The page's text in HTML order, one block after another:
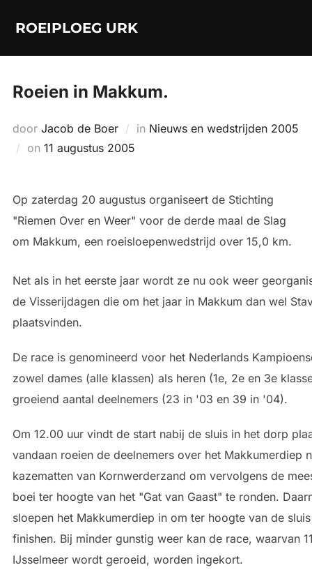
naarROEIPLOEG URK
Roeien in Makkum.
door Jacob de Boer in Nieuws en wedstrijden 2005
on Geplaatst
11 augustus 2005
Op zaterdag 20 augustus organiseert de Stichting
"Riemen Over en Weer" voor de derde maal de Slag
om Makkum, een roeisloepenwedstrijd over 15,0 km.
Net als in het eerste jaar wordt ze nu ook weer
de Visserijdagen die om het jaar in Makkum dan wel
plaatsvinden.
De race is genomineerd voor het Nederlands
zowel dames (alle klassen) als heren (1e, 2e en 3e
groeiend aantal deelnemers (23 in '03 en 39 in '04).
Om 12.00 uur vindt de start nabij de sluis in het dorp
vandaan roeien de deelnemers over het Makkumerdiep
kazematten van Kornwerderzand om vervolgens de
boei ter hoogte van het "Gat van Gaast" te ronden.
sloepen het Makkumerdiep in om ter hoogte van de
finishen. Bij minder gunstig weer kan de race, waarvan
IJsselmeer wordt geroeid, worden ingekort.